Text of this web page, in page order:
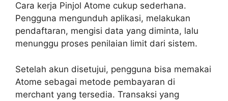
Cara kerja Pinjol Atome cukup sederhana.
Pengguna mengunduh aplikasi, melakukan
pendaftaran, mengisi data yang diminta, lalu
menunggu proses penilaian limit dari sistem.
Setelah akun disetujui, pengguna bisa memakai
Atome sebagai metode pembayaran di
merchant yang tersedia. Transaksi yang